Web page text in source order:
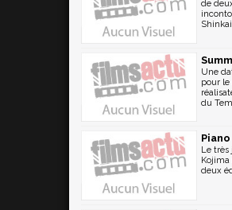
de
Shinkai
Une
pour
du
Le
deux